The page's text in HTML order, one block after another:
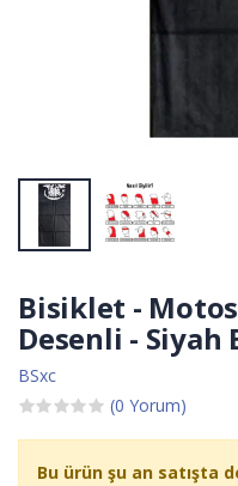
Bisiklet -
Desenli - Siyah
BSxc
(0 Yorum)
Bu ürün şu an satışta